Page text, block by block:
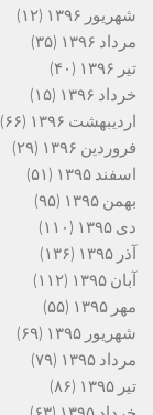
شهریور ۱۳۹۶
(۱۲)
مرداد ۱۳۹۶
(۳۵)
تیر ۱۳۹۶
(۴۰)
خرداد ۱۳۹۶
(۱۵)
اردیبهشت ۱۳۹۶
(۶۶)
فروردین ۱۳۹۶
(۲۹)
اسفند ۱۳۹۵
(۵۱)
بهمن ۱۳۹۵
(۹۵)
دی ۱۳۹۵
(۱۱۰)
آذر ۱۳۹۵
(۱۳۶)
آبان ۱۳۹۵
(۱۱۲)
مهر ۱۳۹۵
(۵۵)
شهریور ۱۳۹۵
(۶۹)
مرداد ۱۳۹۵
(۷۹)
تیر ۱۳۹۵
(۸۶)